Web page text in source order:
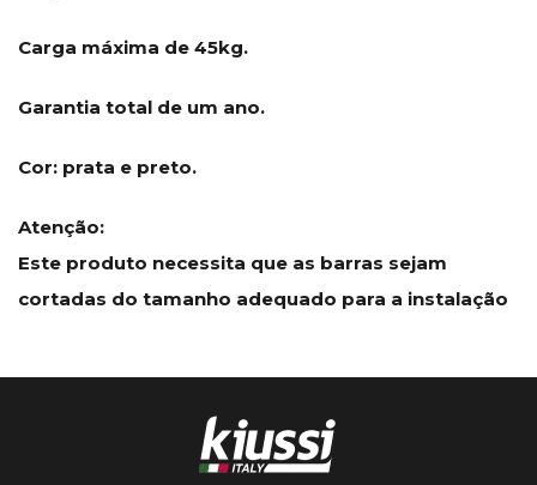
Carga máxima de 45kg.
Garantia total de um ano.
Cor: prata e preto.
Atenção:
Este produto necessita que as barras sejam
cortadas do tamanho adequado para a instalação